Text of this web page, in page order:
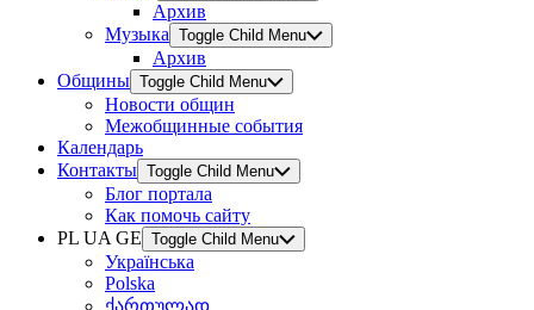
Архив
Музыка Toggle Child Menu
Архив
Общины Toggle Child Menu
Новости общин
Межобщинные события
Календарь
Контакты Toggle Child Menu
Блог портала
Как помочь сайту
PL UA GE Toggle Child Menu
Українська
Polska
ქართულად